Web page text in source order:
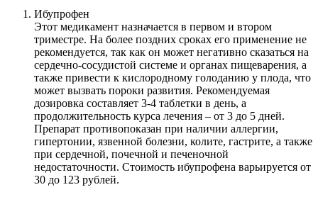
Ибупрофен
Этот медикамент назначается в первом и втором
триместре. На более поздних сроках его применение не
рекомендуется, так как он может негативно сказаться на
сердечно-сосудистой системе и органах пищеварения, а
также привести к кислородному голоданию у плода, что
может вызвать пороки развития. Рекомендуемая
дозировка составляет 3-4 таблетки в день, а
продолжительность курса лечения – от 3 до 5 дней.
Препарат противопоказан при наличии аллергии,
гипертонии, язвенной болезни, колите, гастрите, а также
при сердечной, почечной и печеночной
недостаточности. Стоимость ибупрофена варьируется от
30 до 123 рублей.